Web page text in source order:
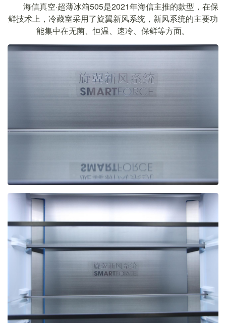
海信真空·超薄冰箱505是2021年海信主推的款型，在保
鲜技术上，冷藏室采用了旋翼新风系统，新风系统的主要功
能集中在无菌、恒温、速冷、保鲜等方面。